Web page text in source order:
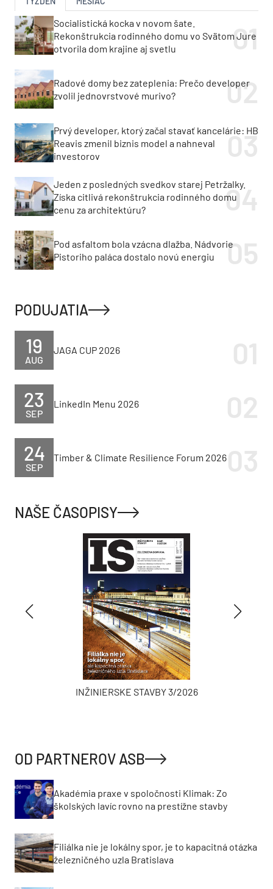
Socialistická kocka v novom šate.
Rekonštrukcia rodinného domu vo Svätom Jure
otvorila dom krajine aj svetlu
Radové domy bez zateplenia: Prečo developer
zvolil jednovrstvové murivo?
Prvý developer, ktorý začal stavať kancelárie: HB
Reavis zmenil biznis model a nahneval
investorov
Jeden z posledných svedkov starej Petržalky.
Získa citlivá rekonštrukcia rodinného domu
cenu za architektúru?
Pod asfaltom bola vzácna dlažba. Nádvorie
Pistoriho paláca dostalo novú energiu
PODUJATIA
AUG
19 JAGA CUP 2026
SEP
23 LinkedIn Menu 2026
SEP
24 Timber & Climate Resilience Forum 2026
NAŠE ČASOPISY
INŽINIERSKE STAVBY 3/2026
OD PARTNEROV ASB
Akadémia praxe v spoločnosti Klimak: Zo
školských lavíc rovno na prestížne stavby
Filiálka nie je lokálny spor, je to kapacitná otázka
železničného uzla Bratislava